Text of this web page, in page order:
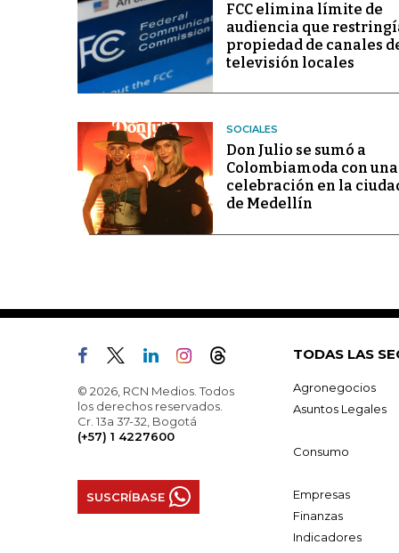
FCC elimina límite de
audiencia que
propiedad de canales
televisión locales
SOCIALES
Don Julio se sumó a
Colombiamoda con una
celebración en la
de Medellín
© 2026, RCN Medios. Todos
los derechos reservados.
Cr. 13a 37-32, Bogotá
(+57) 1 4227600
SUSCRÍBASE
TODAS LAS
Agronegocios
Asuntos Legales
Consumo
Empresas
Finanzas
Indicadores